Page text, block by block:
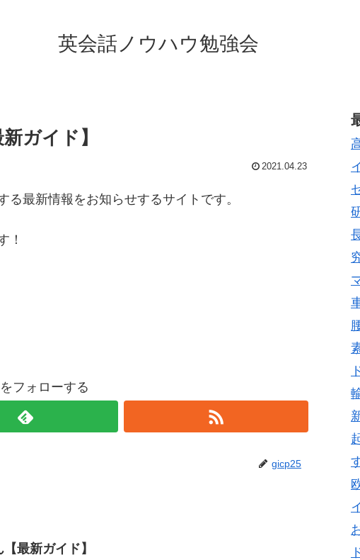
英会話ノウハウ勉強会
ガイド】
2021.04.23
る最新情報をお知らせするサイトです。
！
フォローする
gicp25
最新ガイド】